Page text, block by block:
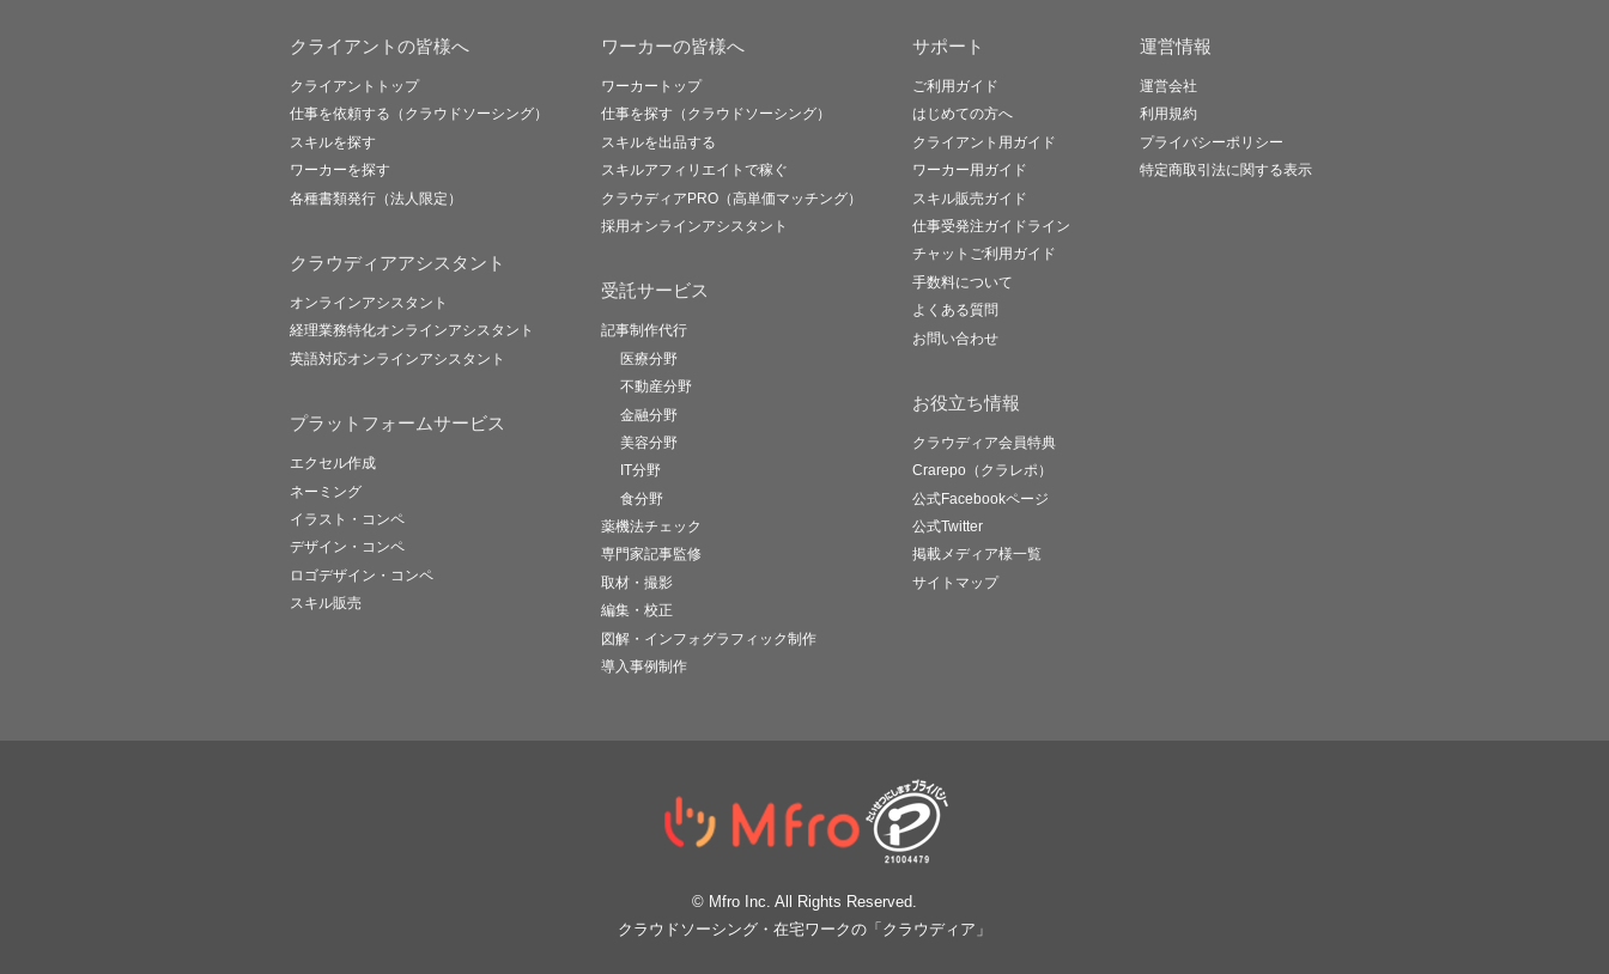
クライアントの皆様へ
クライアントトップ
仕事を依頼する（クラウドソーシング）
スキルを探す
ワーカーを探す
各種書類発行（法人限定）
クラウディアアシスタント
オンラインアシスタント
経理業務特化オンラインアシスタント
英語対応オンラインアシスタント
プラットフォームサービス
エクセル作成
ネーミング
イラスト・コンペ
デザイン・コンペ
ロゴデザイン・コンペ
スキル販売
ワーカーの皆様へ
ワーカートップ
仕事を探す（クラウドソーシング）
スキルを出品する
スキルアフィリエイトで稼ぐ
クラウディアPRO（高単価マッチング）
採用オンラインアシスタント
受託サービス
記事制作代行
医療分野
不動産分野
金融分野
美容分野
IT分野
食分野
薬機法チェック
専門家記事監修
取材・撮影
編集・校正
図解・インフォグラフィック制作
導入事例制作
サポート
ご利用ガイド
はじめての方へ
クライアント用ガイド
ワーカー用ガイド
スキル販売ガイド
仕事受発注ガイドライン
チャットご利用ガイド
手数料について
よくある質問
お問い合わせ
お役立ち情報
クラウディア会員特典
Crarepo（クラレポ）
公式Facebookページ
公式Twitter
掲載メディア様一覧
サイトマップ
運営情報
運営会社
利用規約
プライバシーポリシー
特定商取引法に関する表示
© Mfro Inc. All Rights Reserved.
クラウドソーシング・在宅ワークの「クラウディア」